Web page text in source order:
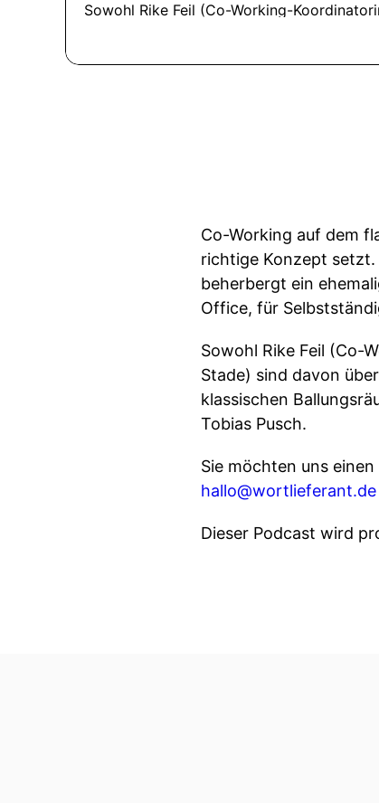
Co-Working auf dem
richtige Konzept setzt.
beherbergt ein
Office, für
Sowohl Rike Feil (Co-
Stade) sind davon
klassischen
Tobias Pusch.
Sie möchten uns
hallo@wortlieferant.de
Dieser Podcast wird